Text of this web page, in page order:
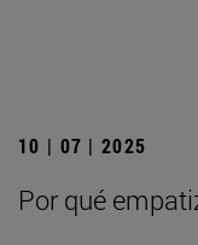
10 | 07 | 2025
Por qué